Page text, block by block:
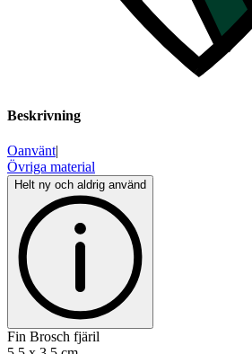
Beskrivning
Oanvänt|
Övriga material
Helt ny och aldrig använd
Fin Brosch fjäril